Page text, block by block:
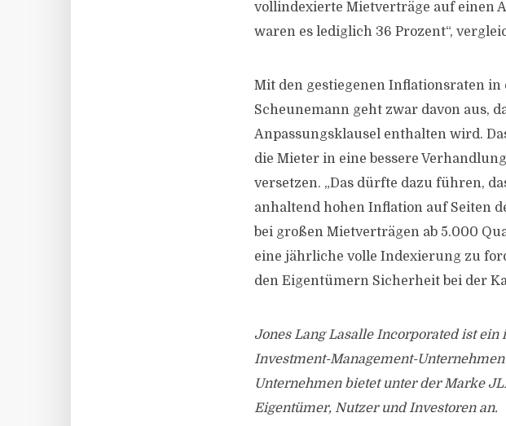
vollindexierte Mietverträge auf einen
waren es lediglich 36 Prozent“,
Mit den gestiegenen Inflationsraten
Scheunemann geht zwar davon aus,
Anpassungsklausel enthalten wird.
die Mieter in eine bessere
versetzen. „Das dürfte dazu führen,
anhaltend hohen Inflation auf Seiten
bei großen Mietverträgen ab 5.000
eine jährliche volle Indexierung zu
den Eigentümern Sicherheit bei der
Jones Lang Lasalle Incorporated ist
Investment-Management-
Unternehmen bietet unter der Marke
Eigentümer, Nutzer und Investoren an.